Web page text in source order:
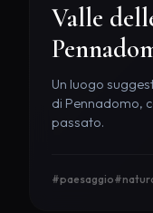
Valle
Un luogo
di Pennadomo,
passato.
#paesaggio